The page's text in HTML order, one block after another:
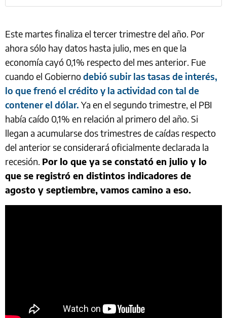
Este martes finaliza el tercer trimestre del año. Por
ahora sólo hay datos hasta julio, mes en que la
economía cayó 0,1% respecto del mes anterior. Fue
cuando el Gobiernodebió subir las tasas de interés,
lo que frenó el crédito y la actividad con tal de
contener el dólar. Ya en el segundo trimestre, el PBI
había caído 0,1% en relación al primero del año. Si
llegan a acumularse dos trimestres de caídas respecto
del anterior se considerará oficialmente declarada la
recesión. Por lo que ya se constató en julio y lo
que se registró en distintos indicadores de
agosto y septiembre, vamos camino a eso.